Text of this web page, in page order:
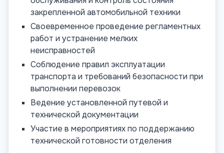
закрепленной автомобильной техники
Своевременное проведение регламентных
работ и устранение мелких
неисправностей
Соблюдение правил эксплуатации
транспорта и требований безопасности при
выполнении перевозок
Ведение установленной путевой и
технической документации
Участие в мероприятиях по поддержанию
технической готовности отделения